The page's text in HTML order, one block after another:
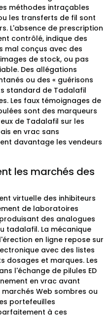
méthodes intraçables
les transferts de fil sont
L'absence de prescription
contrôlé, indique des
mal conçus avec des
de stock, ou pas
Des allégations
ou des « guérisons
standard de Tadalafil
Les faux témoignages de
sont des marqueurs
de Tadalafil sur les
en vrac sans
davantage les vendeurs
les marchés des
virtuelle des inhibiteurs
de laboratoires
des analogues
tadalafil. La mécanique
en ligne repose sur
avec des listes
dosages et marques. Les
l'échange de pilules ED
en vrac avant
Web sombres ou
portefeuilles
à ces